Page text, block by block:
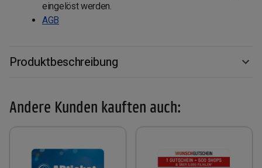
eingelöst werden.
AGB
Produktbeschreibung
Andere Kunden kauften auch: